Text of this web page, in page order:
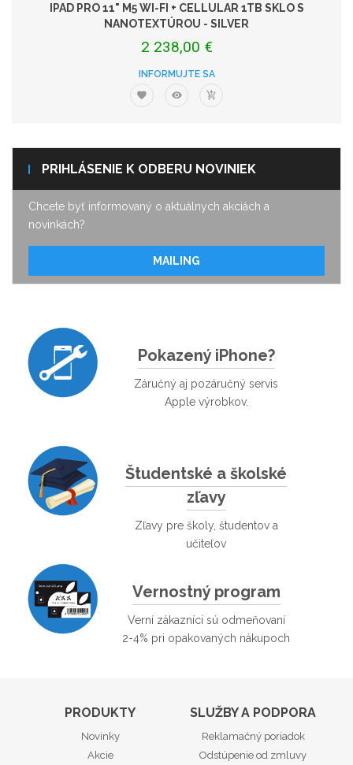
IPAD PRO 11" M5 WI-FI + CELLULAR 1TB SKLO S
NANOTEXTÚROU - SILVER
2 238,00 €
INFORMUJTE SA
PRIHLÁSENIE K ODBERU NOVINIEK
Chcete byť informovaný o aktuálnych akciách a
novinkách?
MAILING
Pokazený iPhone?
Záručný aj pozáručný servis
Apple výrobkov.
Študentské a školské
zľavy
Zľavy pre školy, študentov a
učiteľov
Vernostný program
Verní zákazníci sú odmeňovaní
2-4% pri opakovaných nákupoch
PRODUKTY
Novinky
Akcie
SLUŽBY A PODPORA
Reklamačný poriadok
Odstúpenie od zmluvy